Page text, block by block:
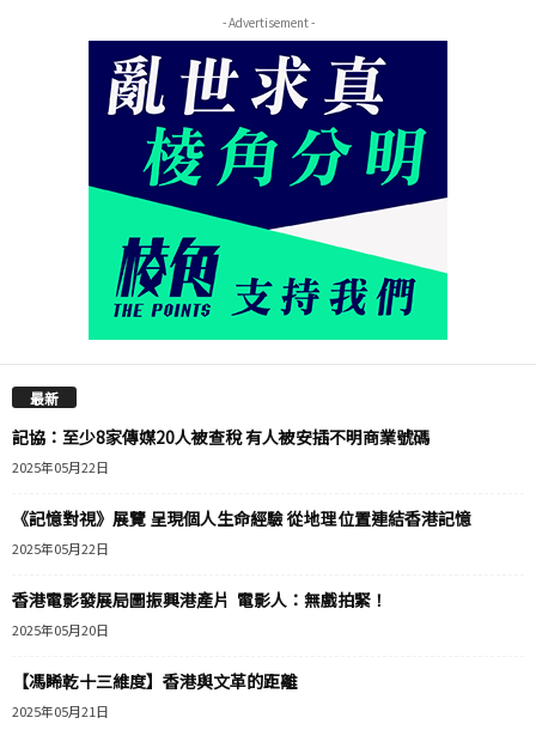
- Advertisement -
最新
記協：至少8家傳媒20人被查稅 有人被安插不明商業號碼
2025年05月22日
《記憶對視》展覽 呈現個人生命經驗 從地理位置連結香港記憶
2025年05月22日
香港電影發展局圖振興港產片 電影人：無戲拍緊！
2025年05月20日
【馮睎乾十三維度】香港與文革的距離
2025年05月21日